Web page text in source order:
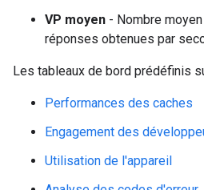
VP moyen - Nombre
réponses obtenues par
Les tableaux de bord prédéfinis
Performances des caches
Engagement des
Utilisation de l'appareil